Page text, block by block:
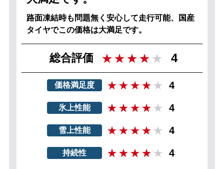
路面凍結時も問題無く安心して走行可能、国産
タイヤでこの価格は大満足です。
総合評価 4
価格満足度 4
氷上性能 4
雪上性能 4
持続性 4